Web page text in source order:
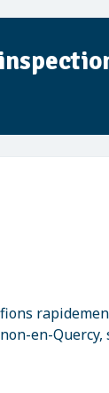
en-Quercy,